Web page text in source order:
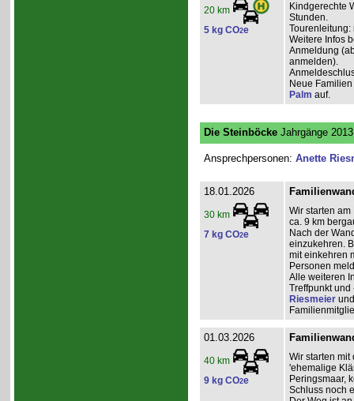
20 km
5 kg CO2e
Kindgerechte
Stunden.
Tourenleitung:
Weitere Infos
Anmeldung
anmelden).
Neue
Palm auf.
Die SteinböckeJahrgänge
Ansprechpersonen: Anette
18.01.2026
30 km
7 kg CO2e
Wir starten
ca. 9 km
Nach der
einzukehren.
mit einkehren
Personen
Alle weiteren
Treffpunkt
Riesmeier
01.03.2026
40 km
9 kg CO2e
Wir starten
'ehemalige
Peringsmaar,
Schluss noch